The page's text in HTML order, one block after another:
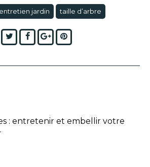
jardin taille d’arbre
TwitterFacebook
Google+Pinterest
: entretenir et embellir votre